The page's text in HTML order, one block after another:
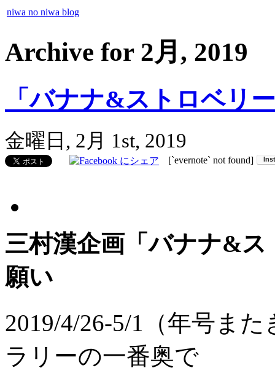
niwa no niwa blog
Archive for 2月, 2019
「バナナ&ストロベリ
金曜日, 2月 1st, 2019
[`evernote` not found]
三村漢企画「バナナ&ス
願い
2019/4/26-5/1（年号ま
ラリーの一番奥で